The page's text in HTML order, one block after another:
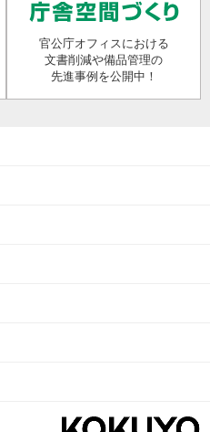
官公庁オフィスにおける
文書削減や備品管理の
先進事例を公開中！